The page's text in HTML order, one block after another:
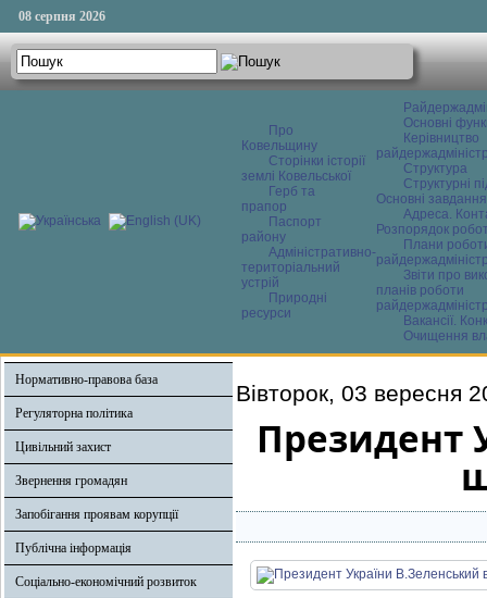
08 серпня 2026
Про
Ковельщину
Сторінки історії
землі Ковельської
Герб та
прапор
Паспорт
району
Адміністративно-
територіальний
устрій
Природні
ресурси
Основні
Керівництво
Структура
Структурні
Основні завдання
Адреса.
Розпорядок
Плани
Звіти про
планів роботи
Вакансії.
Очищення
Нормативно-правова база
Регуляторна політика
Цивільний захист
Звернення громадян
Запобігання проявам корупції
Публічна інформація
Соціально-економічний розвиток
Вівторок, 03 вересня
Президент